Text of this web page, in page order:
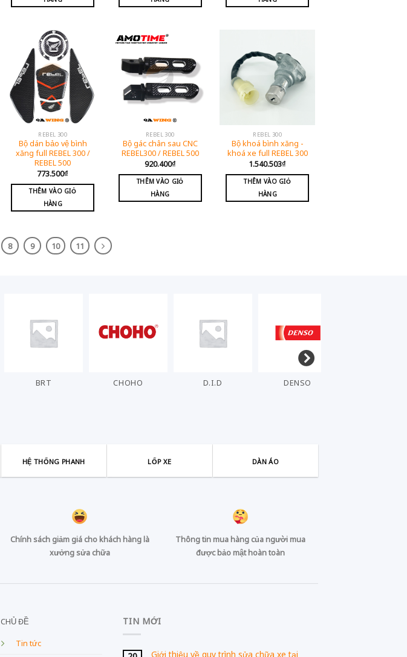
REBEL 300
Bộ dán bảo vệ bình
xăng full REBEL 300 /
REBEL 500
773.500₫
THÊM VÀO GIỎ
HÀNG
REBEL 300
Bộ gác chân sau CNC
REBEL300 / REBEL 500
920.400₫
THÊM VÀO GIỎ
HÀNG
REBEL 300
Bộ khoá bình xăng -
khoá xe full REBEL 300
1.540.503₫
THÊM VÀO GIỎ
HÀNG
8 9 10 11
BRT CHOHO D.I.D DENSO
HỆ THỐNG PHANH LỐP XE DÀN ÁO
Chính sách giảm giá cho khách hàng là
xưởng sửa chữa
Thông tin mua hàng của người mua
được bảo mật hoàn toàn
CHỦ ĐỀ
Tin tức
TIN MỚI
Giới thiệu về quy trình sửa chữa xe tại